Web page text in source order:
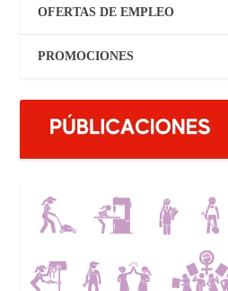
OFERTAS DE EMPLEO
PROMOCIONES